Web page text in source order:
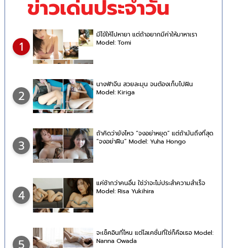
ข่าวเด่นประจำวัน
1
มีไข้ให้ไปหายา แต่ถ้าอยากมีค่าให้มาหาเรา
Model: Tomi
2
นางฟ้าจีน สวยละมุน จนต้องเก็บไปฝัน
Model: Kiriga
3
ถ้าคิดว่ายังไหว “จงอย่าหยุด” แต่ถ้ามันถึงที่สุด
“จงอย่าฝืน” Model: Yuha Hongo
4
แค่ช้ากว่าคนอื่น ใช่ว่าจะไม่ประสำความสำเร็จ
Model: Risa Yukihira
จะเช็คอินที่ไหน แต่โลเคชั่นที่ใช่ก็คือเธอ Model:
Nanna Owada